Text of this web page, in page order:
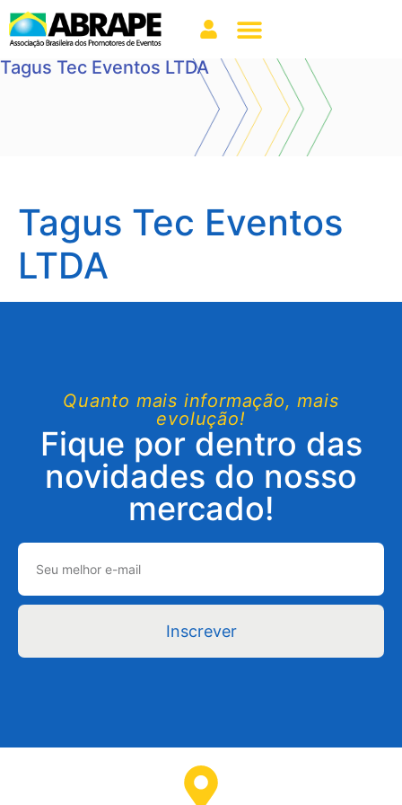
Tagus Tec Eventos LTDA
Tagus Tec Eventos
LTDA
Quanto mais informação, mais
evolução!
Fique por dentro das
novidades do nosso
mercado!
Inscrever